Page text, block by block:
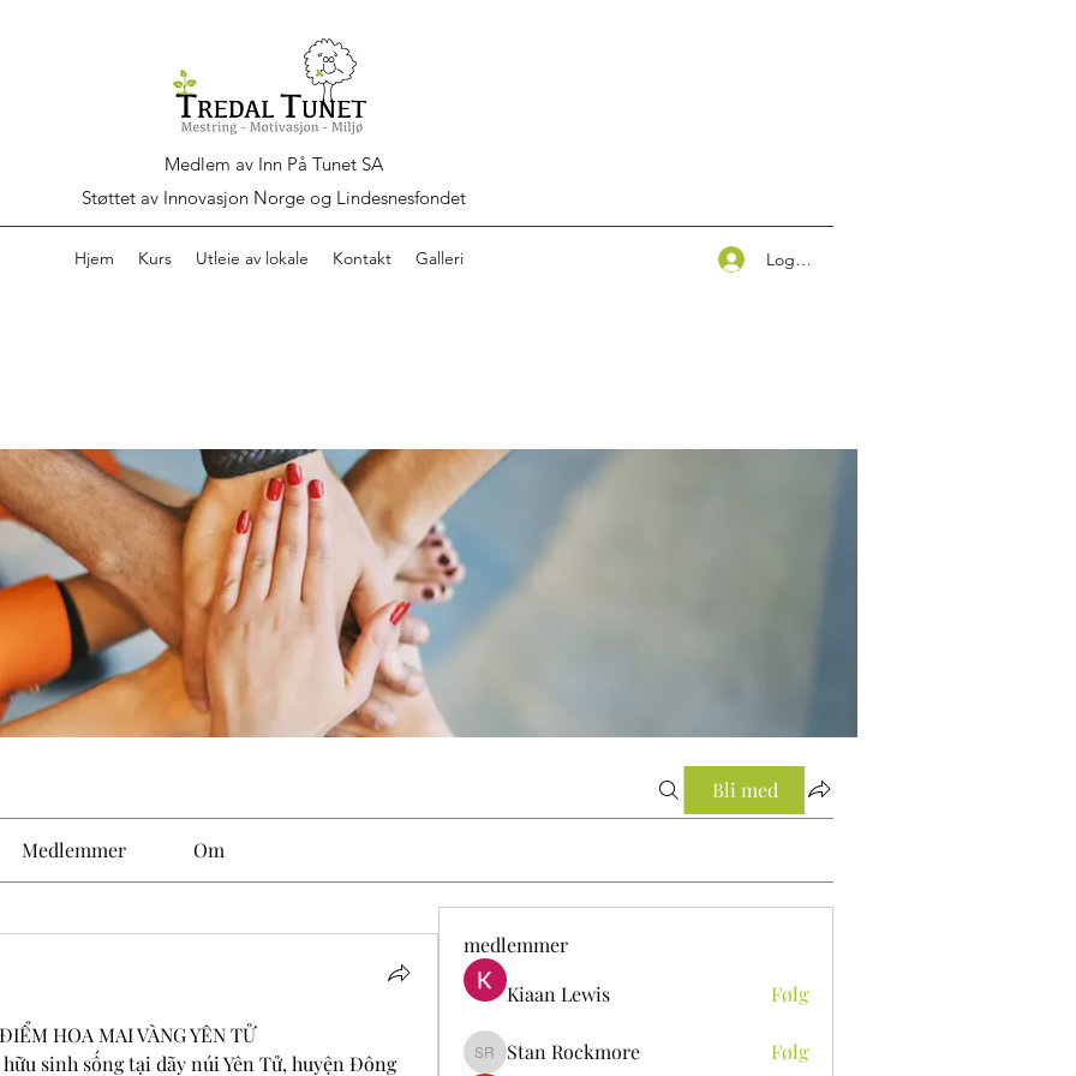
Medlem av Inn På Tunet SA
Støttet av Innovasjon Norge og Lindesnesfondet
Hjem Kurs Utleie av lokale Kontakt Galleri Logg inn
Bli med
Medlemmer Om
HOA MAI VÀNG YÊN TỬ
sinh sống tại dãy núi Yên Tử, huyện Đông
medlemmer
Kiaan Lewis
Følg
Stan Rockmore
Stan Rockmore Følg